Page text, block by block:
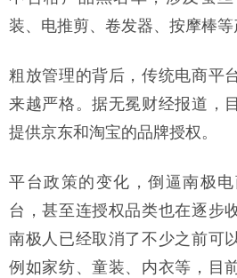
装、电推剪、卷发器、按摩棒等
粗放管理的背后，传统电商平
来越严格。据无冕财经报道，
提供京东和淘宝的品牌授权。
平台政策的变化，倒逼南极
台，甚至连授权品类也在逐步
南极人已经取消了不少之前可
例如家纺、童装、内衣等，目